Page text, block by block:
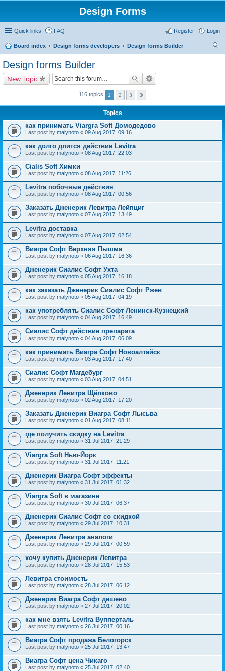
Design Forms
Quick links FAQ Login
Register
Board index Design forms developers
Design forms Builder
Design forms Builder
New Topic
116 topics 1 2 3
Topics
как принимать Viargra Soft Домодедово
Last post by malynoto « 09 Aug 2017, 09:16
как долго длится действие Levitra
Last post by malynoto « 08 Aug 2017, 22:03
Cialis Soft Химки
Last post by malynoto « 08 Aug 2017, 11:26
Levitra побочные действия
Last post by malynoto « 08 Aug 2017, 00:56
Заказать Дженерик Левитра Лейпциг
Last post by malynoto « 07 Aug 2017, 13:49
Levitra доставка
Last post by malynoto « 07 Aug 2017, 02:54
Виагра Софт Верхняя Пышма
Last post by malynoto « 06 Aug 2017, 16:36
Дженерик Сиалис Софт Ухта
Last post by malynoto « 05 Aug 2017, 16:18
как заказать Дженерик Сиалис Софт Ржев
Last post by malynoto « 05 Aug 2017, 04:19
как употреблять Сиалис Софт Ленинск-Кузнецкий
Last post by malynoto « 04 Aug 2017, 16:49
Сиалис Софт действие препарата
Last post by malynoto « 04 Aug 2017, 06:09
как принимать Виагра Софт Новоалтайск
Last post by malynoto « 03 Aug 2017, 17:40
Сиалис Софт Магдебург
Last post by malynoto « 03 Aug 2017, 04:51
Дженерик Левитра Щёлково
Last post by malynoto « 02 Aug 2017, 17:20
Заказать Дженерик Виагра Софт Лысьва
Last post by malynoto « 01 Aug 2017, 08:11
где получить скидку на Levitra
Last post by malynoto « 31 Jul 2017, 21:29
Viargra Soft Нью-Йорк
Last post by malynoto « 31 Jul 2017, 11:21
Дженерик Виагра Софт эффекты
Last post by malynoto « 31 Jul 2017, 01:32
Viargra Soft в магазине
Last post by malynoto « 30 Jul 2017, 06:37
Дженерик Сиалис Софт со скидкой
Last post by malynoto « 29 Jul 2017, 10:31
Дженерик Левитра аналоги
Last post by malynoto « 29 Jul 2017, 00:59
хочу купить Дженерик Левитра
Last post by malynoto « 28 Jul 2017, 15:53
Левитра стоимость
Last post by malynoto « 28 Jul 2017, 06:12
Дженерик Виагра Софт дешево
Last post by malynoto « 27 Jul 2017, 20:02
как мне взять Levitra Вупперталь
Last post by malynoto « 26 Jul 2017, 00:16
Виагра Софт продажа Белогорск
Last post by malynoto « 25 Jul 2017, 13:47
Виагра Софт цена Чикаго
Last post by malynoto « 25 Jul 2017, 02:40